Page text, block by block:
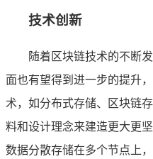
技术创新
随着区块链技术的不断
面也有望得到进一步的提升
术，如分布式存储、区块链
料和设计理念来建造更大更
数据分散存储在多个节点上